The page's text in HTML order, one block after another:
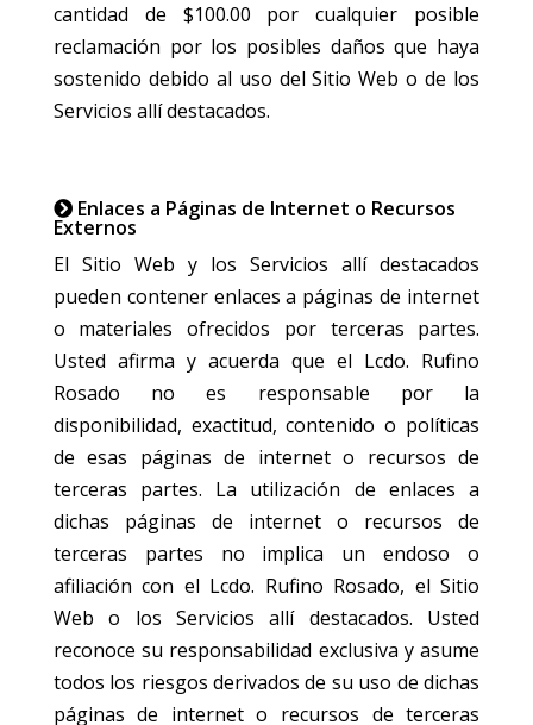
cantidad de $100.00 por cualquier posible
reclamación por los posibles daños que haya
sostenido debido al uso del Sitio Web o de los
Servicios allí destacados.
Enlaces a Páginas de Internet o Recursos
Externos
El Sitio Web y los Servicios allí destacados
pueden contener enlaces a páginas de internet
o materiales ofrecidos por terceras partes.
Usted afirma y acuerda que el Lcdo. Rufino
Rosado no es responsable por la
disponibilidad, exactitud, contenido o políticas
de esas páginas de internet o recursos de
terceras partes. La utilización de enlaces a
dichas páginas de internet o recursos de
terceras partes no implica un endoso o
afiliación con el Lcdo. Rufino Rosado, el Sitio
Web o los Servicios allí destacados. Usted
reconoce su responsabilidad exclusiva y asume
todos los riesgos derivados de su uso de dichas
páginas de internet o recursos de terceras